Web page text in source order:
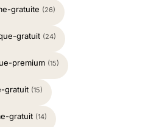
gratuite (26)
gratuit (24)
premium (15)
gratuit (15)
gratuit (14)